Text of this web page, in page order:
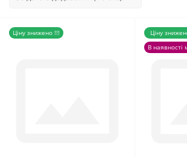
Ціну знижено !!!
Ціну
В наявності